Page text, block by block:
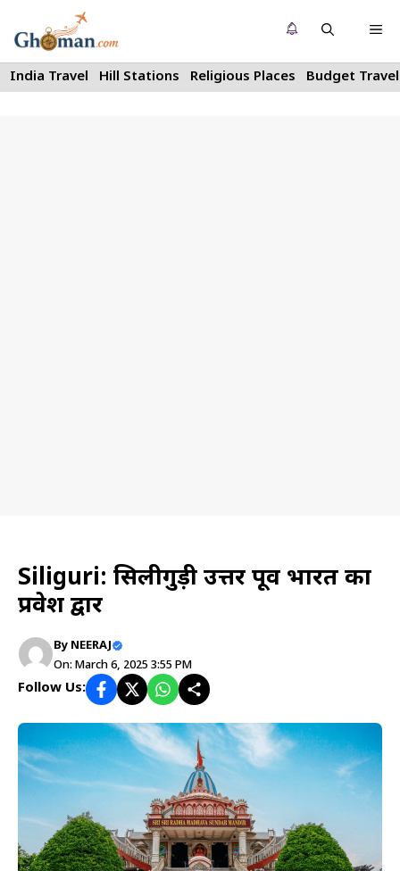
to
content
India Travel Hill Stations Religious Places Budget Travel
Siliguri: सिलीगुड़ी उत्तर पूर्व भारत का
प्रवेश द्वार
By NEERAJ
On: March 6, 2025 3:55 PM
Follow Us: